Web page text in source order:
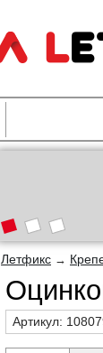
Летфикс →
Артикул: